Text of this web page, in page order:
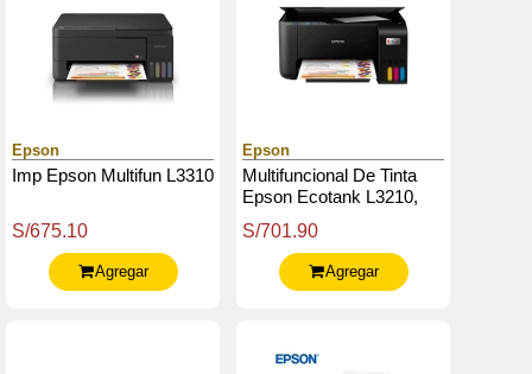
Epson
Imp Epson Multifun L3310
S/675.10
Agregar
Epson
Multifuncional De Tinta
Epson Ecotank L3210,
Copia / Usb
S/701.90
Agregar